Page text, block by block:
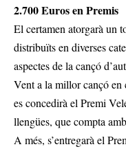
2.700 Euros en Premis
El certamen atorgarà un
distribuïts en diverses
aspectes de la cançó
Vent a la millor cançó en
es concedirà el Premi
llengües, que compta
A més, s’entregarà el